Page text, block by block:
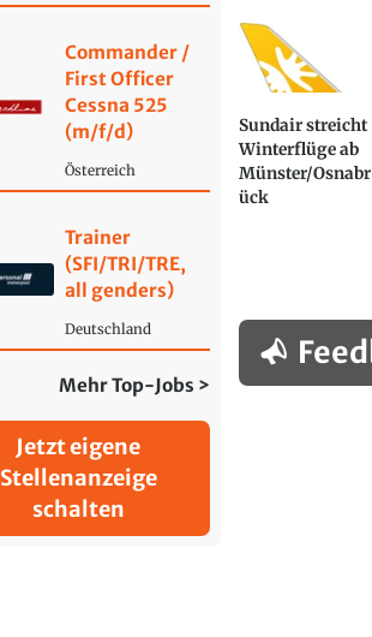
Commander /
First Officer
Cessna 525
(m/f/d)
Österreich
Trainer
(SFI/TRI/TRE,
all genders)
Deutschland
Mehr Top-Jobs >
Jetzt eigene
Stellenanzeige
schalten
Sundair streicht
Winterflüge ab
Münster/Osnabr
ück